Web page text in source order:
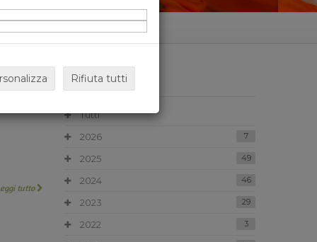
tutto
ARCHIVIO
Tutti
2026
7
2025 49
2024 46
2023 29
2022 3
Rifiuta tutti